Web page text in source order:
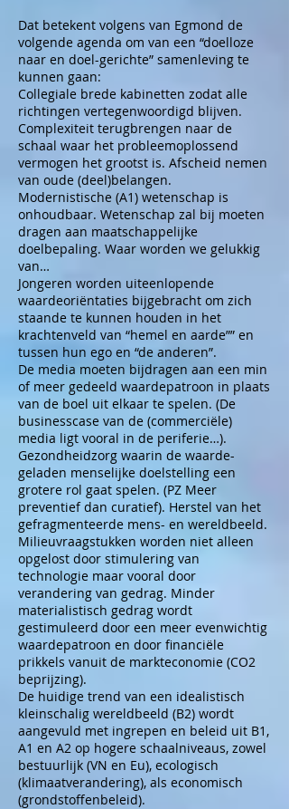
Dat betekent volgens van Egmond de
volgende agenda om van een “doelloze
naar en doel-gerichte” samenleving te
kunnen gaan:
Collegiale brede kabinetten zodat alle
richtingen vertegenwoordigd blijven.
Complexiteit terugbrengen naar de
schaal waar het probleemoplossend
vermogen het grootst is. Afscheid nemen
van oude (deel)belangen.
Modernistische (A1) wetenschap is
onhoudbaar. Wetenschap zal bij moeten
dragen aan maatschappelijke
doelbepaling. Waar worden we gelukkig
van…
Jongeren worden uiteenlopende
waardeoriëntaties bijgebracht om zich
staande te kunnen houden in het
krachtenveld van “hemel en aarde”” en
tussen hun ego en “de anderen”.
De media moeten bijdragen aan een min
of meer gedeeld waardepatroon in plaats
van de boel uit elkaar te spelen. (De
businesscase van de (commerciële)
media ligt vooral in de periferie…).
Gezondheidzorg waarin de waarde-
geladen menselijke doelstelling een
grotere rol gaat spelen. (PZ Meer
preventief dan curatief). Herstel van het
gefragmenteerde mens- en wereldbeeld.
Milieuvraagstukken worden niet alleen
opgelost door stimulering van
technologie maar vooral door
verandering van gedrag. Minder
materialistisch gedrag wordt
gestimuleerd door een meer evenwichtig
waardepatroon en door financiële
prikkels vanuit de markteconomie (CO2
beprijzing).
De huidige trend van een idealistisch
kleinschalig wereldbeeld (B2) wordt
aangevuld met ingrepen en beleid uit B1,
A1 en A2 op hogere schaalniveaus, zowel
bestuurlijk (VN en Eu), ecologisch
(klimaatverandering), als economisch
(grondstoffenbeleid).